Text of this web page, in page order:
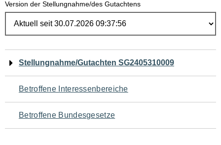
Version der Stellungnahme/des Gutachtens
Navigation
für
den
Seiteninhalt
Stellungnahme/Gutachten SG2405310009
Betroffene Interessenbereiche
Betroffene Bundesgesetze